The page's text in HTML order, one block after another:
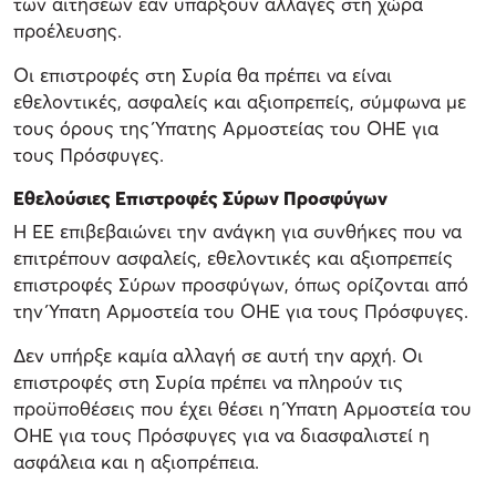
προέλευσης.
Οι επιστροφές στη Συρία θα πρέπει να είναι
εθελοντικές, ασφαλείς και αξιοπρεπείς, σύμφωνα με
τους όρους της Ύπατης Αρμοστείας του ΟΗΕ για
τους Πρόσφυγες.
Εθελούσιες Επιστροφές Σύρων Προσφύγων
Η ΕΕ επιβεβαιώνει την ανάγκη για συνθήκες που να
επιτρέπουν ασφαλείς, εθελοντικές και αξιοπρεπείς
επιστροφές Σύρων προσφύγων, όπως ορίζονται από
την Ύπατη Αρμοστεία του ΟΗΕ για τους Πρόσφυγες.
Δεν υπήρξε καμία αλλαγή σε αυτή την αρχή. Οι
επιστροφές στη Συρία πρέπει να πληρούν τις
προϋποθέσεις που έχει θέσει η Ύπατη Αρμοστεία του
ΟΗΕ για τους Πρόσφυγες για να διασφαλιστεί η
ασφάλεια και η αξιοπρέπεια.